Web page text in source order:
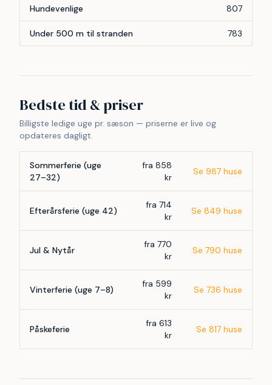
Hundevenlige 807
Under 500 m til stranden 783
Bedste tid & priser
Billigste ledige uge pr. sæson — priserne er live og
opdateres dagligt.
Sommerferie (uge
27–32)
fra 858
kr
Se 987 huse
Efterårsferie (uge 42)
fra 714
kr
Se 849 huse
Jul & Nytår
fra 770
kr
Se 790 huse
Vinterferie (uge 7–8)
fra 599
kr
Se 736 huse
Påskeferie
fra 613
kr
Se 817 huse